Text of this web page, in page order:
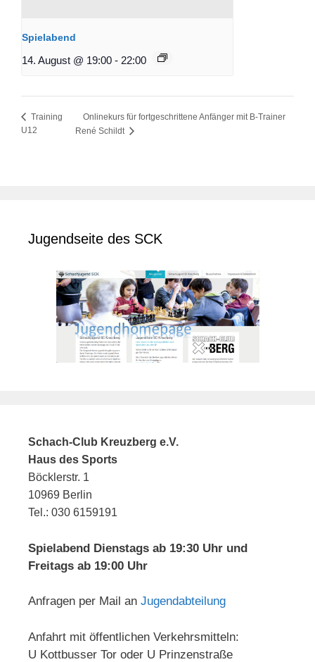
Spielabend
14. August @ 19:00 - 22:00
Training
U12
Onlinekurs für fortgeschrittene Anfänger mit B-Trainer
René Schildt
Jugendseite des SCK
Schach-Club Kreuzberg e.V.
Haus des Sports
Böcklerstr. 1
10969 Berlin
Tel.: 030 6159191
Spielabend Dienstags ab 19:30 Uhr und
Freitags ab 19:00 Uhr
Anfragen per Mail an Jugendabteilung
Anfahrt mit öffentlichen Verkehrsmitteln:
U Kottbusser Tor oder U Prinzenstraße